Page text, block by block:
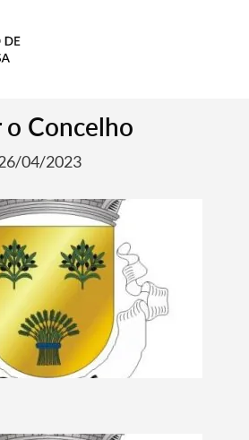
o Concelho
04/2023